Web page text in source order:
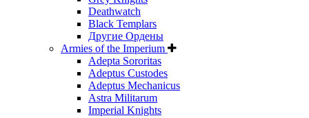
Deathwatch
Black Templars
Другие Ордены
Armies of the Imperium
Adepta Sororitas
Adeptus Custodes
Adeptus Mechanicus
Astra Militarum
Imperial Knights